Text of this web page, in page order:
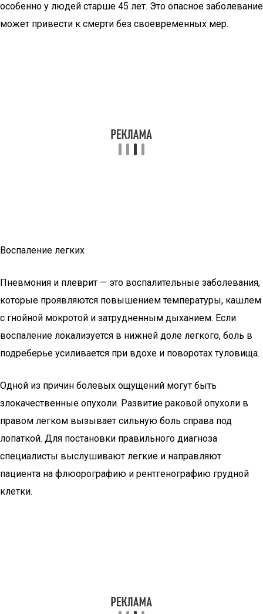
особенно у людей старше 45 лет. Это опасное заболевание
может привести к смерти без своевременных мер.
Воспаление легких
Пневмония и плеврит — это воспалительные заболевания,
которые проявляются повышением температуры, кашлем
с гнойной мокротой и затрудненным дыханием. Если
воспаление локализуется в нижней доле легкого, боль в
подреберье усиливается при вдохе и поворотах туловища.
Одной из причин болевых ощущений могут быть
злокачественные опухоли. Развитие раковой опухоли в
правом легком вызывает сильную боль справа под
лопаткой. Для постановки правильного диагноза
специалисты выслушивают легкие и направляют
пациента на флюорографию и рентгенографию грудной
клетки.